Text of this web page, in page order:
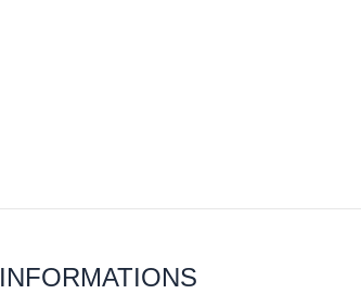
INFORMATIONS